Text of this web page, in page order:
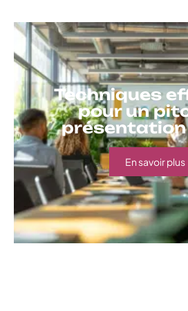
Techniques
pour un
présentation
En savoir plus